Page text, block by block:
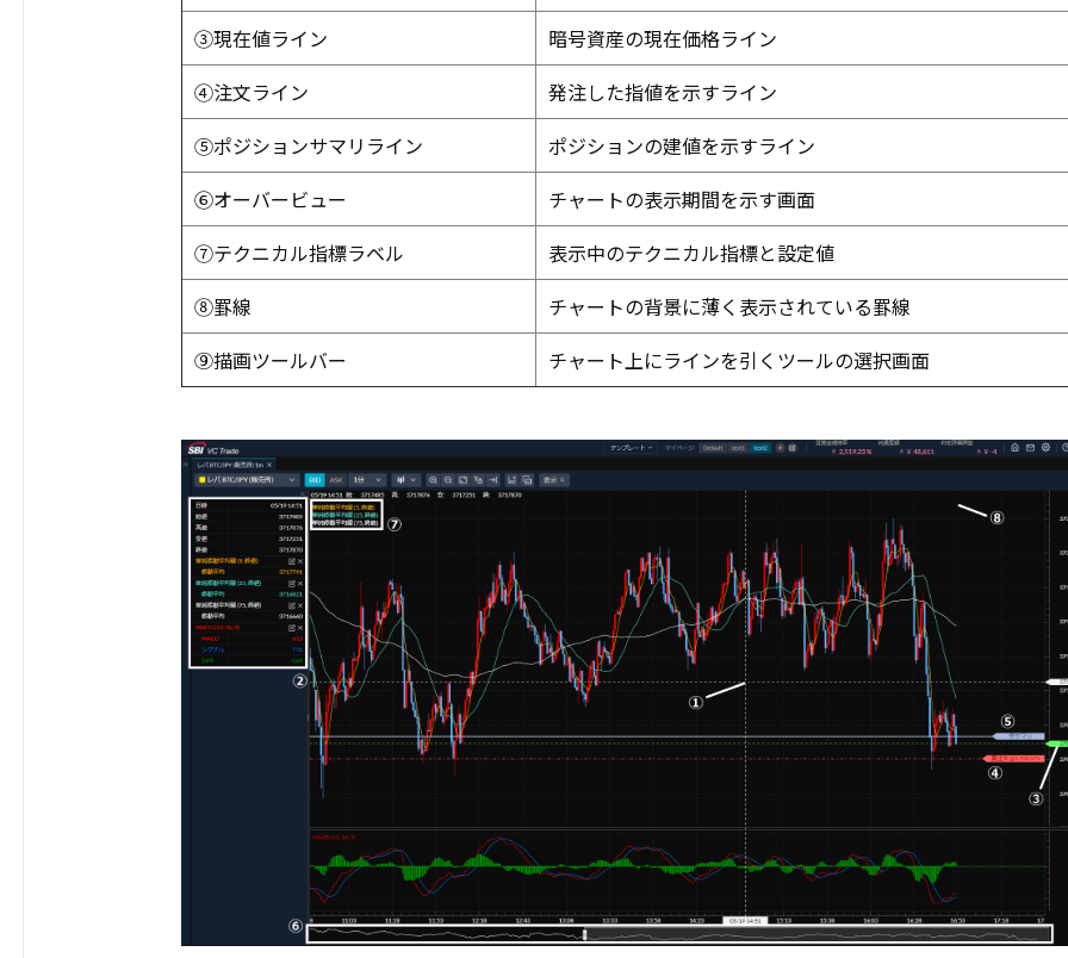
③現在値ライン
暗号資産の現在価格ライン
④注文ライン
発注した指値を示すライン
⑤ポジションサマリライン
ポジションの建値を示すライン
⑥オーバービュー
チャートの表示期間を示す画面
⑦テクニカル指標ラベル
表示中のテクニカル指標と設定値
⑧罫線
チャートの背景に薄く表示されている罫線
⑨描画ツールバー
チャート上にラインを引くツールの選択画面